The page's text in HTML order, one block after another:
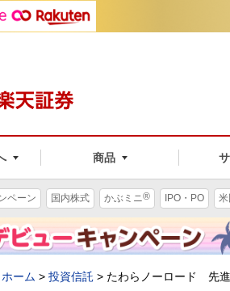
商品
ペーン 国内株式 かぶミニ® IPO・PO
ホーム > 投資信託 > たわらノーロード 先